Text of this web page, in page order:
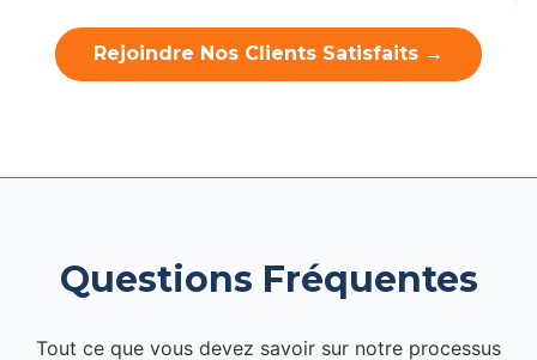
Rejoindre Nos Clients Satisfaits →
Questions Fréquentes
Tout ce que vous devez savoir sur notre processus